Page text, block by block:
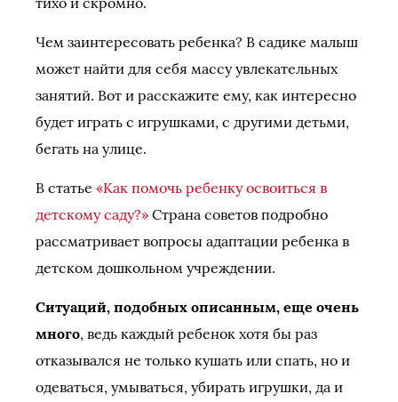
Чем заинтересовать ребенка? В садике малыш
может найти для себя массу увлекательных
занятий. Вот и расскажите ему, как интересно
будет играть с игрушками, с другими детьми,
бегать на улице.
В статье «Как помочь ребенку освоиться в
детскому саду?» Страна советов подробно
рассматривает вопросы адаптации ребенка в
детском дошкольном учреждении.
Ситуаций, подобных описанным, еще очень
много, ведь каждый ребенок хотя бы раз
отказывался не только кушать или спать, но и
одеваться, умываться, убирать игрушки, да и